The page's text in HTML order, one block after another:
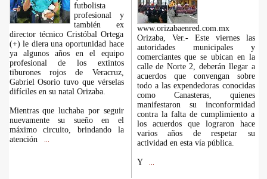
futbolista
profesional y
también ex
director técnico Cristóbal Ortega
(+) le diera una oportunidad hace
ya algunos años en el equipo
profesional de los extintos
tiburones rojos de Veracruz,
Gabriel Osorio tuvo que vérselas
difíciles en su natal Orizaba.
Mientras que luchaba por seguir
nuevamente su sueño en el
máximo circuito, brindando la
atención
www.orizabaenred.com.mx
Orizaba, Ver.- Este viernes las
autoridades municipales y
comerciantes que se ubican en la
calle de Norte 2, deberán llegar a
acuerdos que convengan sobre
todo a las expendedoras conocidas
como Canasteras, quienes
manifestaron su inconformidad
contra la falta de cumplimiento a
los acuerdos que lograron hace
varios años de respetar su
actividad en esta vía pública.
Y